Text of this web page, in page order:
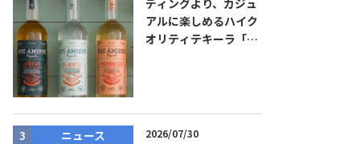
アルに楽しめるハイク
オリティテキーラ「ド
ニュース 2026/07/30